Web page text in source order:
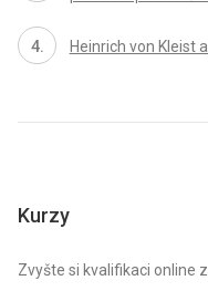
Heinrich von Kleist
Kurzy
Zvyšte si kvalifikaci online